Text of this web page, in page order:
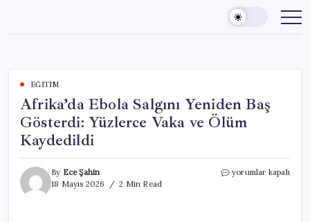
content
EĞITIM
Afrika’da Ebola Salgını Yeniden Baş
Gösterdi: Yüzlerce Vaka ve Ölüm
Kaydedildi
By Ece Şahin
18 Mayıs 2026
2 Min Read
Afrika’da
yorumlar kapalı